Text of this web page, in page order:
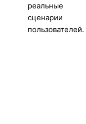
реальные
сценарии
пользователей.